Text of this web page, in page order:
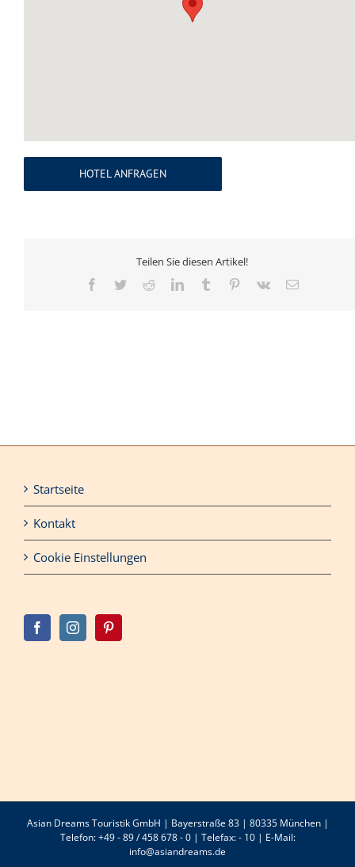
HOTEL ANFRAGEN
Teilen Sie diesen Artikel!
Facebook
TwitterRedditLinkedInTumblr Pinterest
Vk
E-
Startseite
Kontakt
Cookie Einstellungen
Asian Dreams Touristik GmbH | Bayerstraße 83 | 80335 München |
Telefon: +49 - 89 / 458 678 - 0 | Telefax: - 10 | E-Mail:
info@asiandreams.de